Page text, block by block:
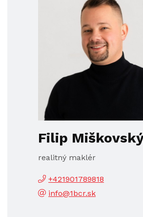
Filip
realitný maklér
+421901789818
info@1bcr.sk